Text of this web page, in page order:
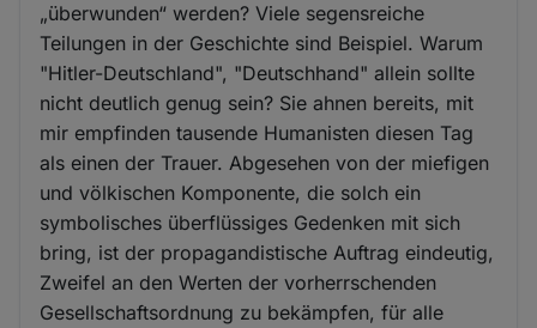
„überwunden“ werden? Viele segensreiche
Teilungen in der Geschichte sind Beispiel. Warum
"Hitler-Deutschland", "Deutschhand" allein sollte
nicht deutlich genug sein? Sie ahnen bereits, mit
mir empfinden tausende Humanisten diesen Tag
als einen der Trauer. Abgesehen von der miefigen
und völkischen Komponente, die solch ein
symbolisches überflüssiges Gedenken mit sich
bring, ist der propagandistische Auftrag eindeutig,
Zweifel an den Werten der vorherrschenden
Gesellschaftsordnung zu bekämpfen, für alle